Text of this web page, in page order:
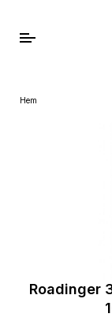
Hem
Roadinger